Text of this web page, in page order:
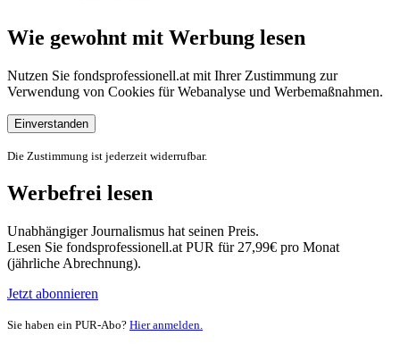
Wie gewohnt mit Werbung lesen
Nutzen Sie fondsprofessionell.at mit Ihrer Zustimmung zur
Verwendung von Cookies für Webanalyse und Werbemaßnahmen.
Einverstanden
Die Zustimmung ist jederzeit widerrufbar.
Werbefrei lesen
Unabhängiger Journalismus hat seinen Preis.
Lesen Sie fondsprofessionell.at PUR für 27,99€ pro Monat
(jährliche Abrechnung).
Jetzt abonnieren
Sie haben ein PUR-Abo? Hier anmelden.